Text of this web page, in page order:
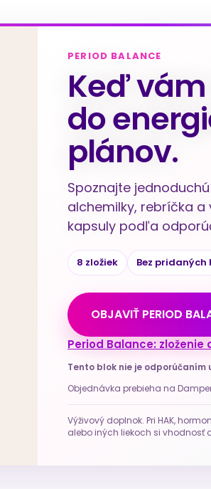
PERIOD BALANCE
Keď
do
plánov.
Spoznajte
alchemilky, rebríčka a
kapsuly podľa
8 zložiek Bez
OBJAVIŤ PERIOD
Period Balance: zloženie
Tento blok nie je odporúčaním
Objednávka prebieha na
Výživový doplnok. Pri HAK,
alebo iných liekoch si vhodnosť